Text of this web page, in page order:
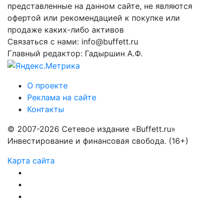
представленные на данном сайте, не являются
офертой или рекомендацией к покупке или
продаже каких-либо активов
Связаться с нами: info@buffett.ru
Главный редактор: Гадыршин А.Ф.
О проекте
Реклама на сайте
Контакты
© 2007-2026 Сетевое издание «Buffett.ru»
Инвестирование и финансовая свобода. (16+)
Карта сайта